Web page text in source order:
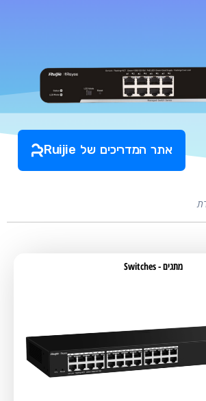
אתר המדריכים של Ruijie
מתגים - Switches